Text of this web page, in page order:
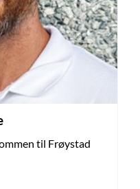
til Frøystad